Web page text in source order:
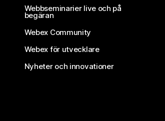
Webbseminarier live och på
begäran
Webex Community
Webex för utvecklare
Nyheter och innovationer